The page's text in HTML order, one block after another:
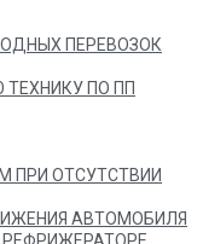
ПЕРЕВОЗОК
ПО ПП
ПРИ ОТСУТСТВИИ
АВТОМОБИЛЯ